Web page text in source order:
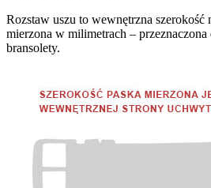
Rozstaw uszu to wewnętrzna szerokość
mierzona w milimetrach –
bransolety.